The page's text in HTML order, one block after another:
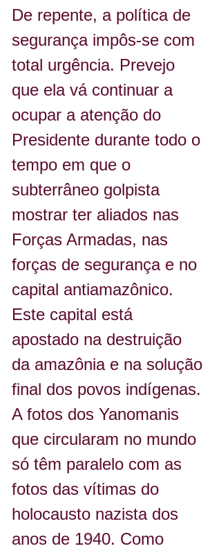
De repente, a política de
segurança impôs-se com
total urgência. Prevejo
que ela vá continuar a
ocupar a atenção do
Presidente durante todo o
tempo em que o
subterrâneo golpista
mostrar ter aliados nas
Forças Armadas, nas
forças de segurança e no
capital antiamazônico.
Este capital está
apostado na destruição
da amazônia e na solução
final dos povos indígenas.
A fotos dos Yanomanis
que circularam no mundo
só têm paralelo com as
fotos das vítimas do
holocausto nazista dos
anos de 1940. Como